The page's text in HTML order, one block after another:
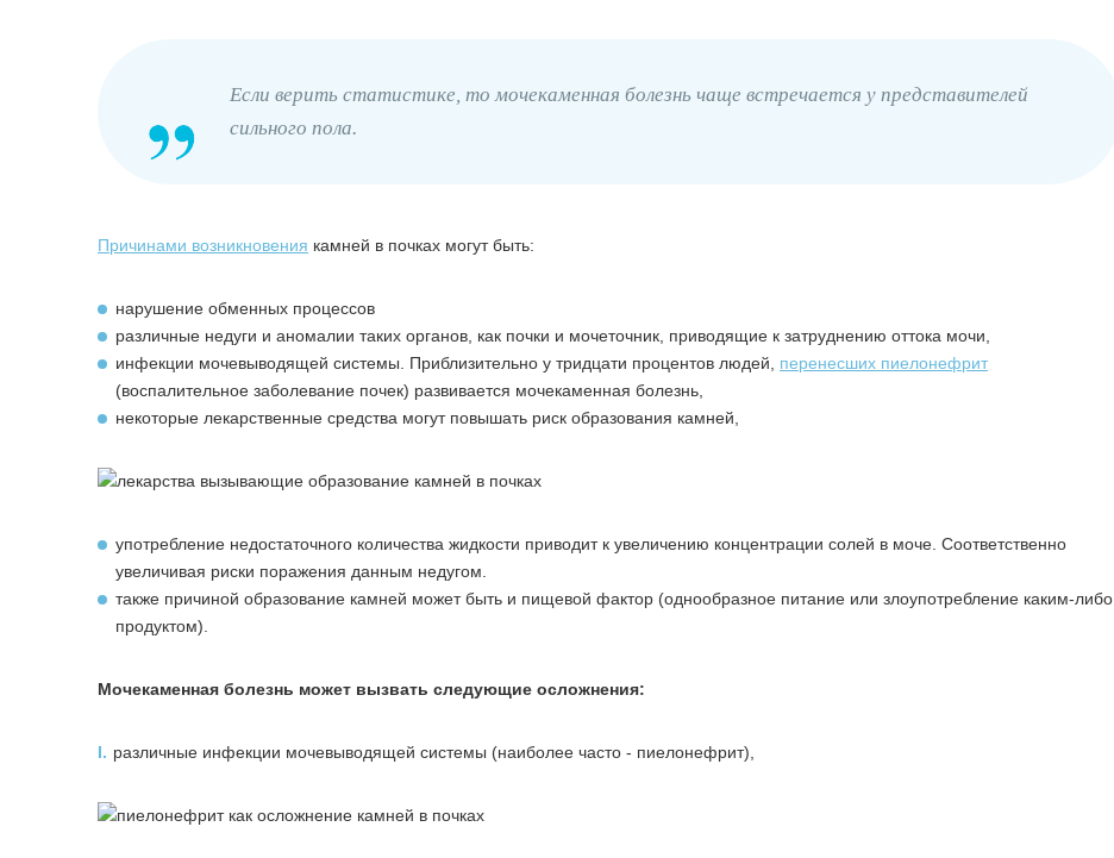
Если верить статистике, то мочекаменная болезнь чаще встречается у представителей
сильного пола.
Причинами возникновения камней в почках могут быть:
нарушение обменных процессов
различные недуги и аномалии таких органов, как почки и мочеточник, приводящие к затруднению оттока мочи,
инфекции мочевыводящей системы. Приблизительно у тридцати процентов людей, перенесших пиелонефрит
(воспалительное заболевание почек) развивается мочекаменная болезнь,
некоторые лекарственные средства могут повышать риск образования камней,
употребление недостаточного количества жидкости приводит к увеличению концентрации солей в моче. Соответственно
увеличивая риски поражения данным недугом.
также причиной образование камней может быть и пищевой фактор (однообразное питание или злоупотребление каким-либо
продуктом).
Мочекаменная болезнь может вызвать следующие осложнения:
I. различные инфекции мочевыводящей системы (наиболее часто - пиелонефрит),